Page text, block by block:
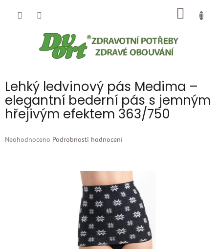
Lehký ledvinový pás Medima –
elegantní bederní pás s jemným
hřejivým efektem 363/750
Průměrné
Neohodnoceno Podrobnosti hodnocení